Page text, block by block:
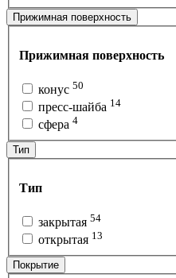
Прижимная поверхность
Прижимная поверхность
конус 50
пресс-шайба 14
сфера 4
Тип
Тип
закрытая 54
открытая 13
Покрытие